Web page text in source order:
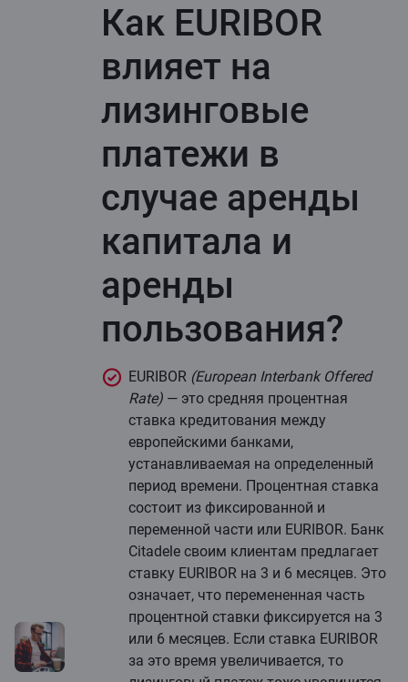
Как EURIBOR
влияет на
лизинговые
платежи в
случае аренды
капитала и
аренды
пользования?
EURIBOR (European Interbank Offered
Rate) — это средняя процентная
ставка кредитования между
европейскими банками,
устанавливаемая на определенный
период времени. Процентная ставка
состоит из фиксированной и
переменной части или EURIBOR. Банк
Citadele своим клиентам предлагает
ставку EURIBOR на 3 и 6 месяцев. Это
означает, что перемененная часть
процентной ставки фиксируется на 3
или 6 месяцев. Если ставка EURIBOR
за это время увеличивается, то